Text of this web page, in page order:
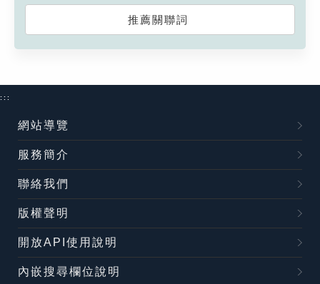
推薦關聯詞
:::
網站導覽
服務簡介
聯絡我們
版權聲明
開放API使用說明
內嵌搜尋欄位說明